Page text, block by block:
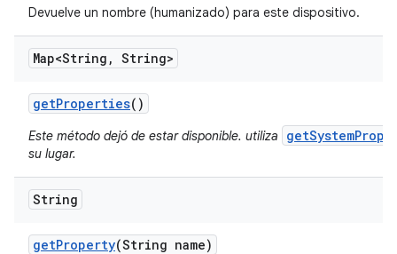
Devuelve un nombre (humanizado) para este dispositivo.
Map<String , String>
getProperties()
Este método dejó de estar disponible. utiliza
su lugar.
String
getProperty(String name)